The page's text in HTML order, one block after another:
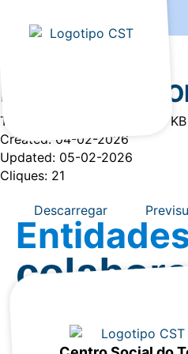
DONATIVOS E
Tamanho do Ficheiro: 78.24 KB
Created: 04-02-2026
Updated: 05-02-2026
Cliques: 21
Descarregar